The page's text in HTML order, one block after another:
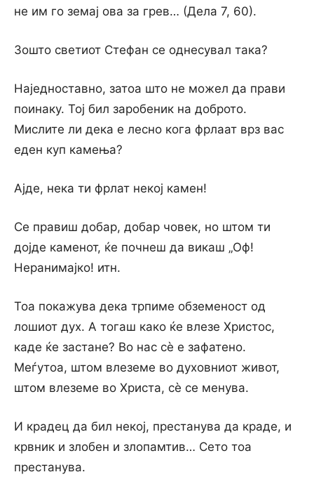
не им го земај ова за грев… (Дела 7, 60).
Зошто светиот Стефан се однесувал така?
Наједноставно, затоа што не можел да прави
поинаку. Тој бил заробеник на доброто.
Мислите ли дека е лесно кога фрлаат врз вас
еден куп камења?
Ајде, нека ти фрлат некој камен!
Се правиш добар, добар човек, но штом ти
дојде каменот, ќе почнеш да викаш „Оф!
Неранимајко! итн.
Тоа покажува дека трпиме обземеност од
лошиот дух. А тогаш како ќе влезе Христос,
каде ќе застане? Во нас сè е зафатено.
Меѓутоа, штом влеземе во духовниот живот,
штом влеземе во Христа, сè се менува.
И крадец да бил некој, престанува да краде, и
крвник и злобен и злопамтив… Сето тоа
престанува.